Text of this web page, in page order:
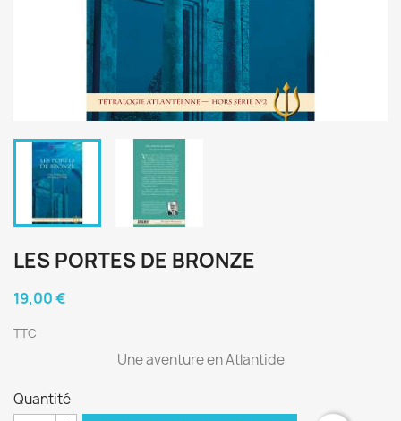
LES PORTES DE BRONZE
19,00 €
TTC
Une aventure en Atlantide
Quantité